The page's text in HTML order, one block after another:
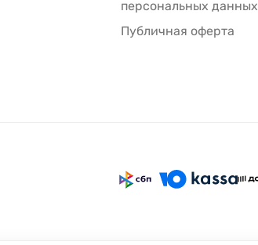
персональных данных
Публичная оферта